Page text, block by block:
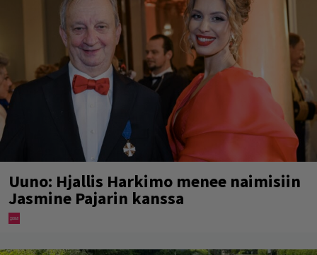
Uuno: Hjallis Harkimo menee naimisiin
Jasmine Pajarin kanssa